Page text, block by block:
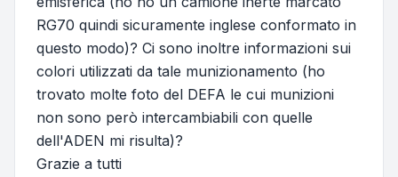
RG70 quindi sicuramente inglese conformato in
questo modo)? Ci sono inoltre informazioni sui
colori utilizzati da tale munizionamento (ho
trovato molte foto del DEFA le cui munizioni
non sono però intercambiabili con quelle
dell'ADEN mi risulta)?
Grazie a tutti